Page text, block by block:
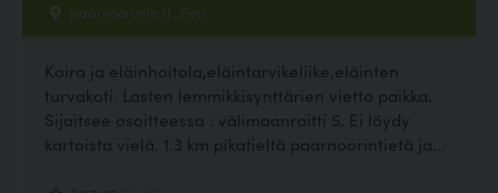
paarnoorintie 11 , Pori
Koira ja eläinhoitola,eläintarvikeliike,eläinten
turvakoti. Lasten lemmikkisynttärien vietto paikka.
Sijaitsee osoitteessa : välimaanraitti 5. Ei löydy
kartoista vielä. 1.3 km pikatieltä paarnoorintietä ja...